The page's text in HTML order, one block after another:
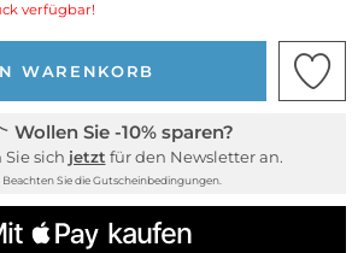
verfügbar!
WARENKORB
Wollen Sie -10% sparen?
sich jetzt für den Newsletter an.
Beachten Sie die Gutscheinbedingungen.